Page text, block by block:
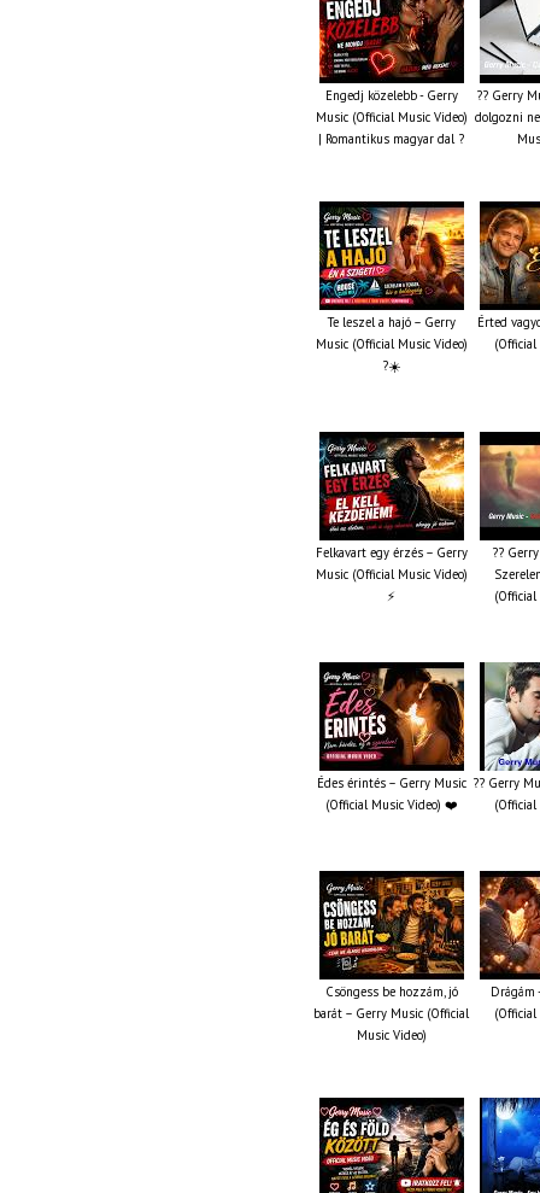
Engedj közelebb - Gerry
Music (Official Music Video)
| Romantikus magyar dal ?
?? Gerry
dolgozni
Te leszel a hajó – Gerry
Music (Official Music Video)
?☀️
Érted
(Official
Felkavart egy érzés – Gerry
Music (Official Music Video)
⚡
??
(Official
Édes érintés – Gerry Music
(Official Music Video) ❤️
?? Gerry
(Official
Csöngess be hozzám, jó
barát – Gerry Music (Official
Music Video)
Drágám
(Official